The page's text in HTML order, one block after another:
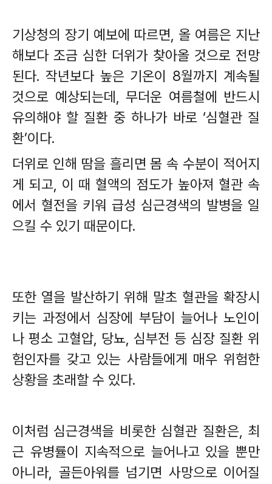
기상청의 장기 예보에 따르면, 올 여름은 지난
해보다 조금 심한 더위가 찾아올 것으로 전망
된다. 작년보다 높은 기온이 8월까지 계속될
것으로 예상되는데 , 무더운 여름철에 반드시
유의해야 할 질환 중 하나가 바로 ‘심혈관 질
환’이다.
더위로 인해 땀을 흘리면 몸 속 수분이 적어지
게 되고, 이 때 혈액의 점도가 높아져 혈관 속
에서 혈전을 키워 급성 심근경색의 발병을 일
으킬 수 있기 때문이다.
또한 열을 발산하기 위해 말초 혈관을 확장시
키는 과정에서 심장에 부담이 늘어나 노인이
나 평소 고혈압, 당뇨, 심부전 등 심장 질환 위
험인자를 갖고 있는 사람들에게 매우 위험한
상황을 초래할 수 있다.
이처럼 심근경색을 비롯한 심혈관 질환은, 최
근 유병률이 지속적으로 늘어나고 있을 뿐만
아니라, 골든아워를 넘기면 사망으로 이어질